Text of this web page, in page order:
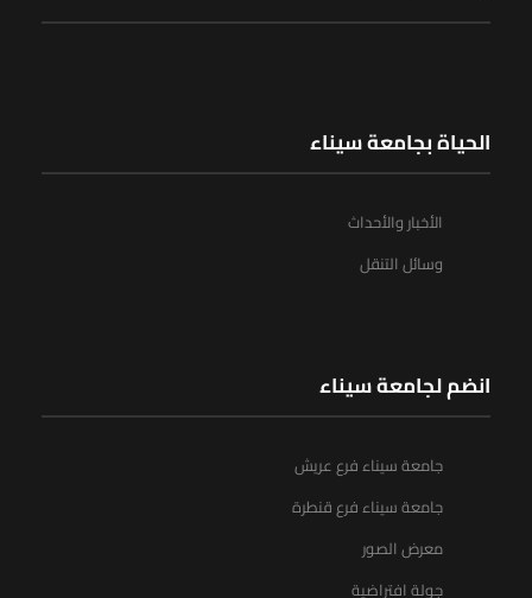
الحياة بجامعة سيناء
الأخبار والأحداث
وسائل التنقل
انضم لجامعة سيناء
جامعة سيناء فرع عريش
جامعة سيناء فرع قنطرة
معرض الصور
جولة افتراضية